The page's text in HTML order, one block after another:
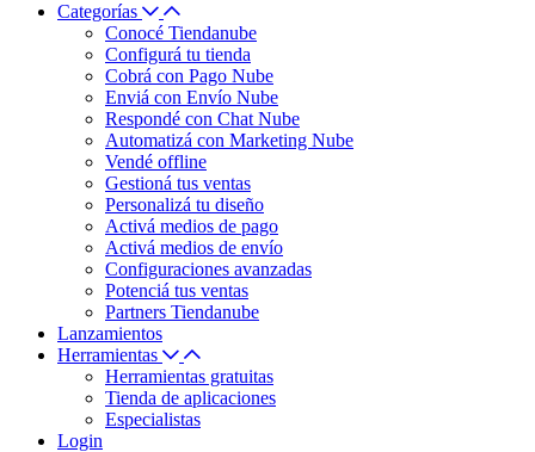
Categorías
Conocé Tiendanube
Configurá tu tienda
Cobrá con Pago Nube
Enviá con Envío Nube
Respondé con Chat Nube
Automatizá con Marketing Nube
Vendé offline
Gestioná tus ventas
Personalizá tu diseño
Activá medios de pago
Activá medios de envío
Configuraciones avanzadas
Potenciá tus ventas
Partners Tiendanube
Lanzamientos
Herramientas
Herramientas gratuitas
Tienda de aplicaciones
Especialistas
Login